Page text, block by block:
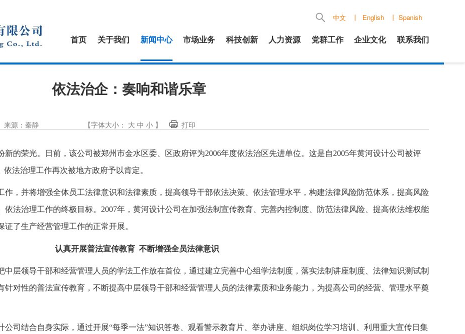
中文 丨 English丨 Spanish
首页 关于我们 新闻中心 市场业务 科技创新 人力资源 党群工作 企业文化 联系我们
依法治企：奏响和谐乐章
来源：秦静 【字体大小： 大 中 小 】 打印
的荣光。日前，该公司被郑州市金水区委、区政府评为2006年度依法治区先进单位。这是自2005年黄河设计公司被评
法治理工作再次被地方政府予以肯定。
，并将增强全体员工法律意识和法律素质，提高领导干部依法决策、依法管理水平，构建法律风险防范体系，提高风险
法治理工作的终极目标。 2007年，黄河设计公司在加强法制宣传教育、完善内控制度、防范法律风险、提高依法维权能
了生产经营管理工作的正常开展。
认真开展普法宣传教育 不断增强全员法律意识
层领导干部和经营管理人员的学法工作放在首位，通过建立完善中心组学法制度，落实法制讲座制度、法律知识测试制
对性的普法宣传教育，不断提高中层领导干部和经营管理人员的法律素质和业务能力，为提高公司的经营、管理水平奠
司结合自身实际，通过开展“每季一法”知识答卷、观看警示教育片、举办讲座、组织岗位学习培训、利用重大宣传日集